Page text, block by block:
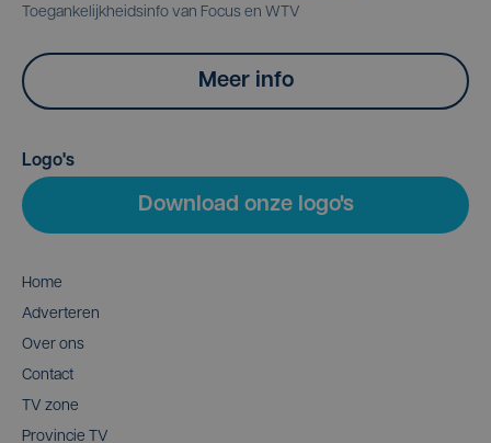
Toegankelijkheidsinfo van Focus en WTV
Meer info
Logo's
Download onze logo's
Home
Adverteren
Over ons
Contact
TV zone
Provincie TV